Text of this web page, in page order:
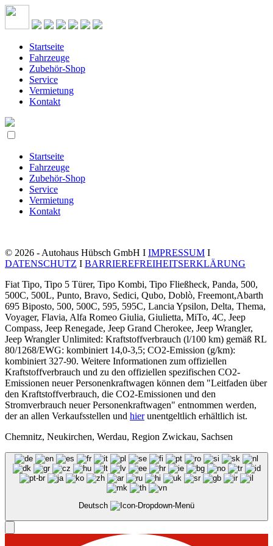
Startseite
Fahrzeuge
Zubehör-Shop
Service
Vermietung
Kontakt
Startseite
Fahrzeuge
Zubehör-Shop
Service
Vermietung
Kontakt
© 2026 - Autohaus Hübsch GmbH I IMPRESSUM I
DATENSCHUTZ I BARRIEREFREIHEITSERKLÄRUNG
Fiat Tipo, Tipo 5 Türer, Tipo Kombi, Tipo Fließheck, Panda, 500,
500C, 500L, Punto, Bravo, Sedici, Qubo, Doblò, Freemont,Abarth
695 Biposto, 500, 500C, 595, 595C, Lancia Ypsilon, Delta, Thema,
Voyager, Flavia, Alfa Romeo Giulia, Giulietta, MiTo, 4C, Jeep
Compass, Jeep Renegade, Jeep Grand Cherokee, Jeep Wrangler,
Jeep Wrangler Unlimited: Kraftstoffverbrauch (l/100 km) gemäß RL
80/1268/EWG: kombiniert 14,0-3,5; CO2-Emission (g/km):
kombiniert 327-90. Weitere Informationen zum offiziellen
Kraftstoffverbrauch und zu den offiziellen spezifischen CO2-
Emissionen neuer Personenkraftwagen können dem "Leitfaden über
den Kraftstoffverbrauch, die CO2-Emissionen und den
Stromverbrauch neuer Personenkraftwagen" entnommen werden,
der an allen Verkaufsstellen und hierunentgeltlich erhältlich ist.
Chemnitz, Neukirchen, Werdau, Region Zwickau, Sachsen
Deutsch